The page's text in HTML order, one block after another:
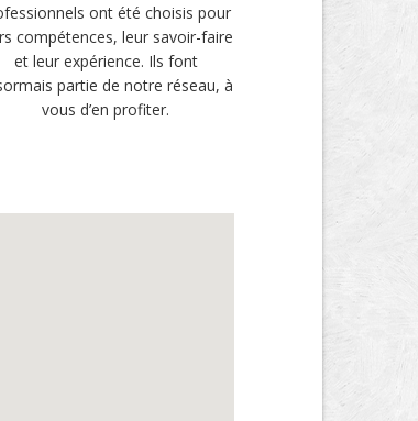
ont été choisis pour
compétences, leur savoir-faire
et leur expérience. Ils font
partie de notre réseau, à
vous d’en profiter.